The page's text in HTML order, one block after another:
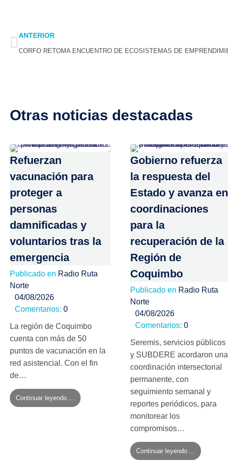
Prev
ANTERIOR
Otras noticias destacadas
Refuerzan
vacunación para
proteger a
personas
damnificadas y
voluntarios tras la
emergencia
Publicado en Radio Ruta
Norte
04/08/2026
Comentarios: 0
La región de Coquimbo
cuenta con más de 50
puntos de vacunación en la
red asistencial. Con el fin
de…
Continuar leyendo ...
Gobierno refuerza
la respuesta del
Estado y avanza en
coordinaciones
para la
recuperación de la
Región de
Coquimbo
Publicado en Radio Ruta
Norte
04/08/2026
Comentarios: 0
Seremis, servicios públicos
y SUBDERE acordaron una
coordinación intersectorial
permanente, con
seguimiento semanal y
reportes periódicos, para
monitorear los
compromisos…
Continuar leyendo ...